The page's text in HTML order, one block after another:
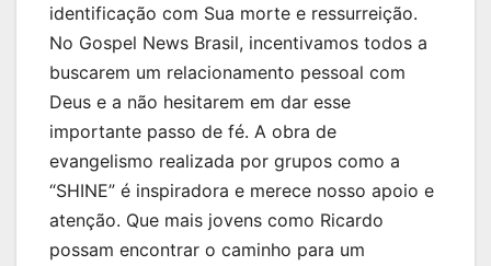
identificação com Sua morte e ressurreição.
No Gospel News Brasil, incentivamos todos a
buscarem um relacionamento pessoal com
Deus e a não hesitarem em dar esse
importante passo de fé. A obra de
evangelismo realizada por grupos como a
“SHINE” é inspiradora e merece nosso apoio e
atenção. Que mais jovens como Ricardo
possam encontrar o caminho para um